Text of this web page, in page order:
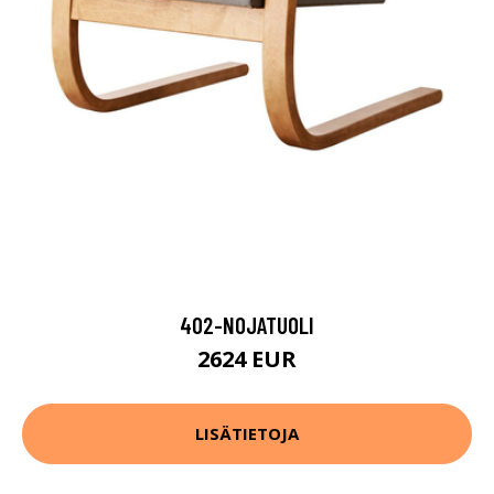
402-NOJATUOLI
2624 EUR
LISÄTIETOJA